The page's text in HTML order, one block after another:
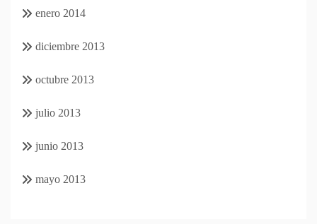
enero 2014
diciembre 2013
octubre 2013
julio 2013
junio 2013
mayo 2013